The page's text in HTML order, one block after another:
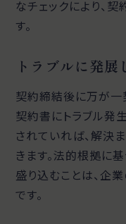
なチェックにより、
す。
トラブルに発
契約締結後に万が一
契約書にトラブル発
されていれば、解決
きます。法的根拠に
盛り込むことは、企
です。